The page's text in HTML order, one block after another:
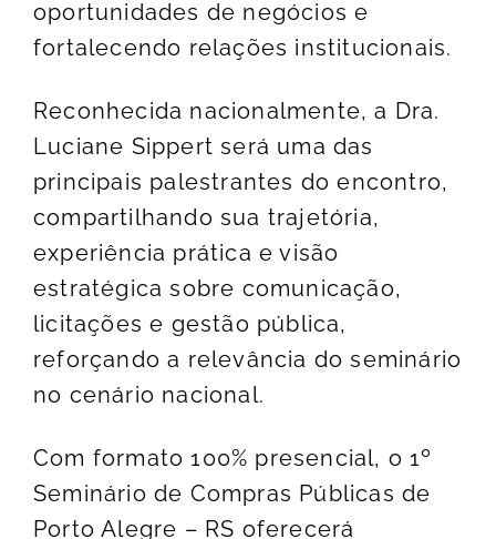
oportunidades de negócios e
fortalecendo relações institucionais.
Reconhecida nacionalmente, a Dra.
Luciane Sippert será uma das
principais palestrantes do encontro,
compartilhando sua trajetória,
experiência prática e visão
estratégica sobre comunicação,
licitações e gestão pública,
reforçando a relevância do seminário
no cenário nacional.
Com formato 100% presencial, o 1º
Seminário de Compras Públicas de
Porto Alegre – RS oferecerá